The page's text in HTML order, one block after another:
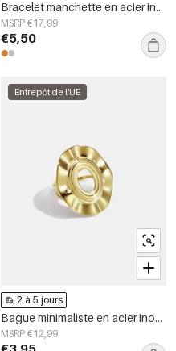
Bracelet manchette en acier inoxydable, forme irrégulière, collection Simple Daily Simple, bijoux pour femmes
MSRP €17,99
€5,50
Entrepôt de l'UE
2 à 5 jours
Bague minimaliste en acier inoxydable, forme irrégulière, collection Simple Daily Simple, bijoux pour femmes
MSRP €12,99